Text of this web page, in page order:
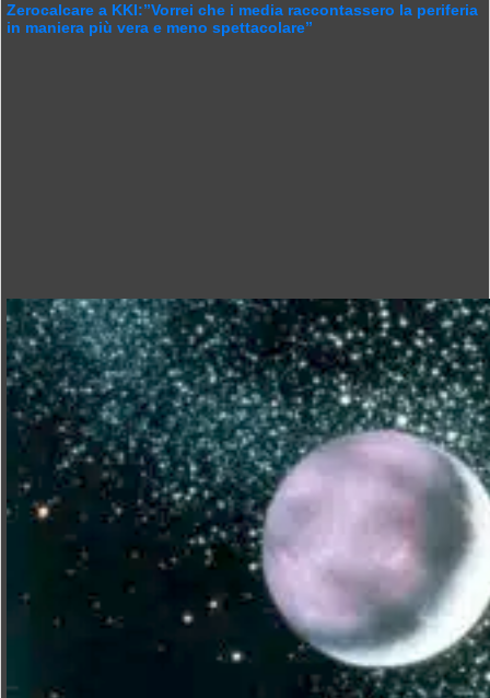
Zerocalcare a KKI:”Vorrei che i media raccontassero la periferia
in maniera più vera e meno spettacolare”